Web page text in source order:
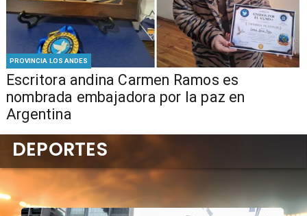
PROVINCIA LOS ANDES
Escritora andina Carmen Ramos es
nombrada embajadora por la paz en
Argentina
DEPORTES